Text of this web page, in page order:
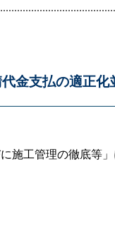
金支払の適正
施工管理の徹底等